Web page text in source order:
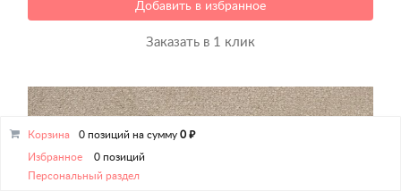
Добавить в избранное
Заказать в 1 клик
Корзина 0 позиций на сумму 0 ₽
Избранное
0 позиций
Персональный раздел